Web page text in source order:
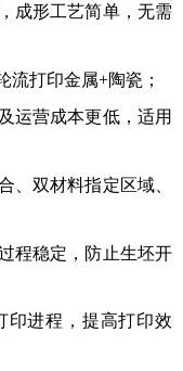
成形工艺简单，无需
流打印金属+陶瓷 ；
运营成本更低，适用
、双材料指定区域、
程稳定，防止生坯开
印进程，提高打印效